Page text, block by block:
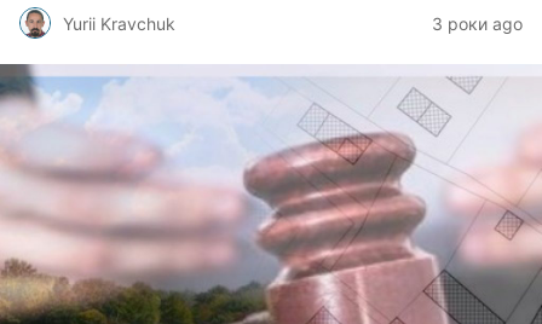
Yurii Kravchuk 3 роки ago